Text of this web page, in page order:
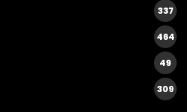
337
464
49
309